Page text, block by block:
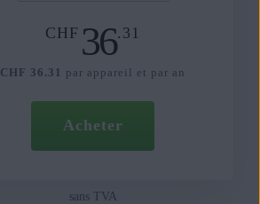
CHF 36.31
CHF 36.31 par appareil et par an
Acheter
sans TVA